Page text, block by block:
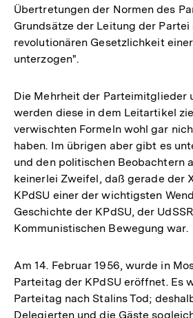
Übertretungen der Normen des
Grundsätze der Leitung der Partei
revolutionären Gesetzlichkeit
unterzogen".
Die Mehrheit der Parteimitglieder
werden diese in dem Leitartikel
verwischten Formeln wohl gar
haben. Im übrigen aber gibt es
und den politischen Beobachtern
keinerlei Zweifel, daß gerade der
KPdSU einer der wichtigsten
Geschichte der KPdSU, der
Kommunistischen Bewegung war.
Am 14. Februar 1956, wurde in
Parteitag der KPdSU eröffnet. Es
Parteitag nach Stalins Tod;
Delegierten und die Gäste